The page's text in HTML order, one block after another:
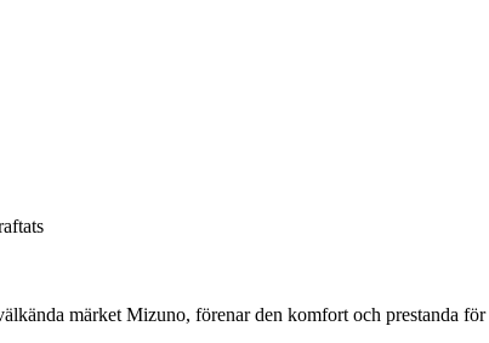
märket Mizuno, förenar den komfort och prestanda